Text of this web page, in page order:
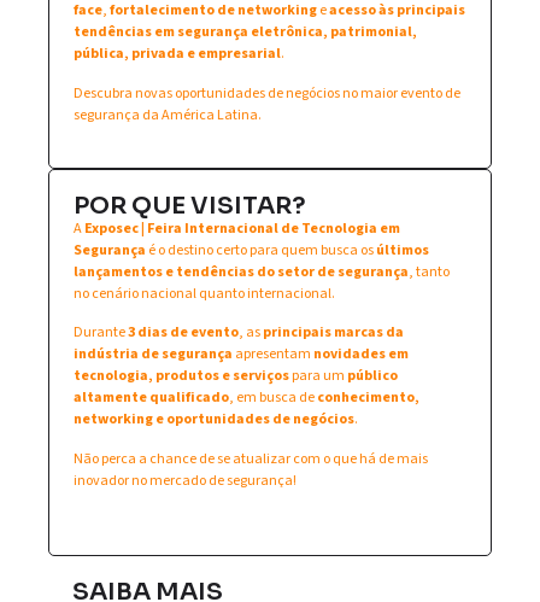
face,fortalecimento de networkingeacesso às principais
tendências em segurança eletrônica, patrimonial,
pública, privada e empresarial.
Descubra novas oportunidades de negócios no maior evento de
segurança da América Latina.
POR QUE VISITAR?
AExposec | Feira Internacional de Tecnologia em
Segurança é o destino certo para quem busca osúltimos
lançamentos e tendências do setor de segurança, tanto
no cenário nacional quanto internacional.
Durante3 dias de evento, asprincipais marcas da
indústria de segurança apresentam novidades em
tecnologia, produtos e serviçospara um público
altamente qualificado, em busca deconhecimento,
networking e oportunidades de negócios.
Não perca a chance de se atualizar com o que há de mais
inovador no mercado de segurança!
SAIBA MAIS